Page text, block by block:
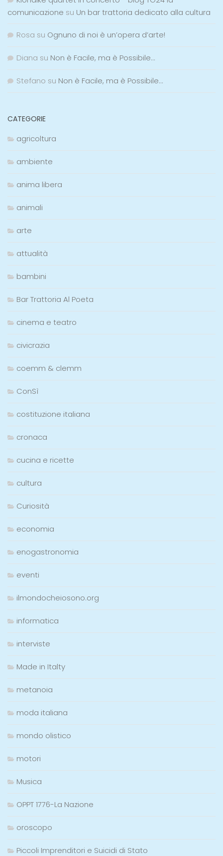
comunicazione su Un bar trattoria dedicato alla cultura
Rosa su Ognuno di noi è un’opera d’arte!
Diana su Non è Facile, ma è Possibile…
Stefano su Non è Facile, ma è Possibile…
CATEGORIE
agricoltura
ambiente
anima libera
animali
arte
attualità
bambini
Bar Trattoria Al Poeta
cinema e teatro
civicrazia
coemm & clemm
ConSì
costituzione italiana
cronaca
cucina e ricette
cultura
Curiosità
economia
enogastronomia
eventi
ilmondocheiosono.org
informatica
interviste
Made in Italty
metanoia
moda italiana
mondo olistico
motori
Musica
OPPT 1776-La Nazione
oroscopo
Piccoli Imprenditori e Suicidi di Stato